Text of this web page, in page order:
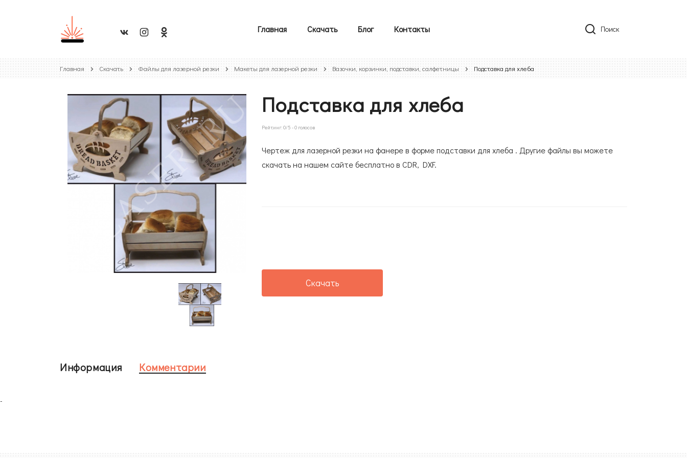
Главная Скачать Блог Контакты Поиск
Главная Скачать Файлы для лазерной резки Макеты для лазерной резки Вазочки, корзинки, подставки, салфетницы Подставка для хлеба
Подставка для хлеба
Рейтинг:0/5 -0 голосов
Чертеж для лазерной резки на фанере в форме подставки для хлеба . Другие файлы вы можете
скачать на нашем сайте бесплатно в CDR, DXF.
Скачать
Информация Комментарии
-